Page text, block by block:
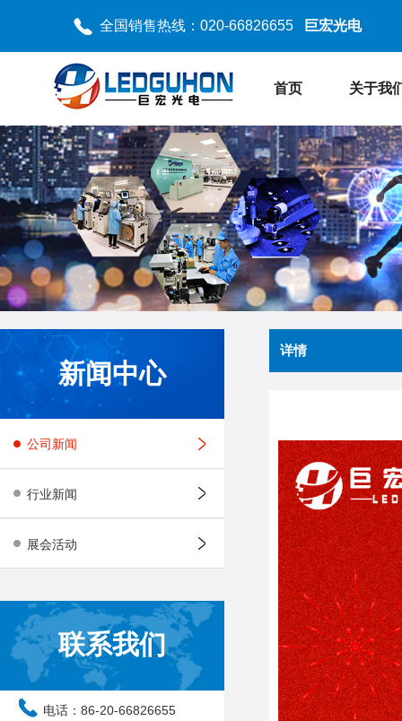
全国销售热线：020-66826655 巨宏光电
首页 关于我
新闻中心
公司新闻
行业新闻
展会活动
联系我们
电话：86-20-66826655
详情